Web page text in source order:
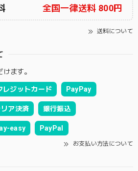
全国一律送料 800円
送料について
ます。
レジットカード PayPay
ア決済 銀行振込
easy PayPal
お支払い方法について